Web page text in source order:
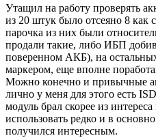
Утащил на работу проверять
из 20 штук было отсеяно 8 как
парочка из них были
продали такие, либо ИБП
поверенном АКБ), на
маркером, еще вполне
Можно конечно и привычные
лично у меня для этого есть
модуль брал скорее из
использовать редко и в
получился интересным.